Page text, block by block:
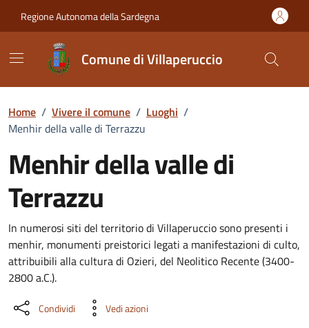
Regione Autonoma della Sardegna
Comune di Villaperuccio
Home / Vivere il comune / Luoghi /
Menhir della valle di Terrazzu
Menhir della valle di
Terrazzu
Dettaglio luogo
In numerosi siti del territorio di Villaperuccio sono presenti i
menhir, monumenti preistorici legati a manifestazioni di culto,
attribuibili alla cultura di Ozieri, del Neolitico Recente (3400-
2800 a.C.).
Condividi Vedi azioni